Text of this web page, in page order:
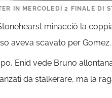
IN MERCOLEDÌ 2 FINALE DI
minacciò la
aveva scavato per
Enid vede Bruno
da stalkerare, ma la